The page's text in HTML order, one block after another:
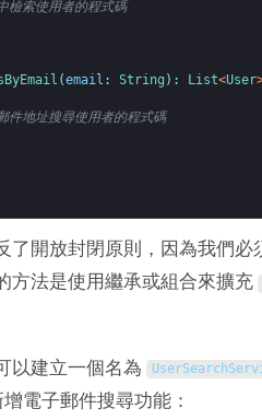
索使用者的程式碼
(email : String ) : List<User
地址搜尋使用者的程式碼
了開放封閉原則，因為我們
方法是使用繼承或組合來擴充
以建立一個名為
電子郵件搜尋功能：